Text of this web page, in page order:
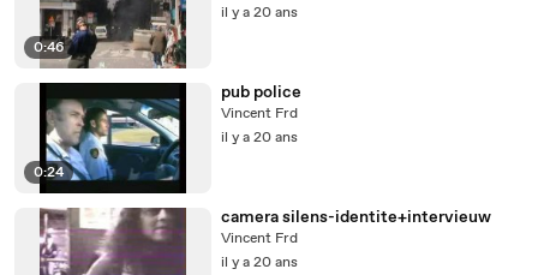
0:46
il y a 20 ans
0:24
pub police
Vincent Frd
il y a 20 ans
camera silens-identite+intervieuw
Vincent Frd
il y a 20 ans